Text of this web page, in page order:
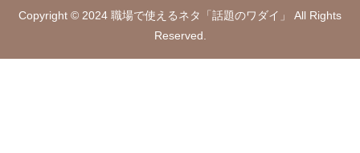
Copyright © 2024 職場で使えるネタ「話題のワダイ」 All Rights
Reserved.